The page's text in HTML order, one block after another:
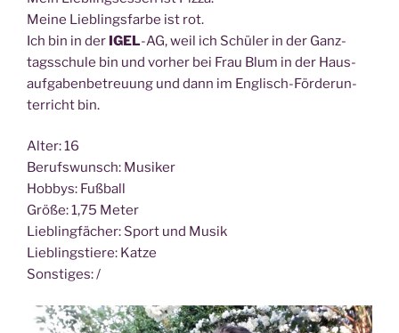
Mei­ne Lieb­lings­far­be ist rot.
Ich bin in der IGEL-AG, weil ich Schü­ler in der Ganz­
tags­schu­le bin und vor­her bei Frau Blum in der Haus­
auf­ga­ben­be­treu­ung und dann im Eng­lisch-För­der­un­
ter­richt bin.
Alter: 16
Berufs­wunsch: Musi­ker
Hob­bys: Fuß­ball
Grö­ße: 1,75 Meter
Lieb­ling­fä­cher: Sport und Musik
Lieb­lings­tie­re: Kat­ze
Sons­ti­ges: /